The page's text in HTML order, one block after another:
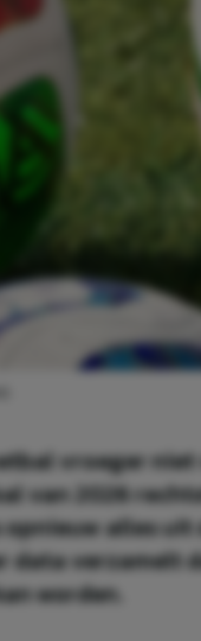
vroeger
van 2026
alles uit
data verzamelt
worden.